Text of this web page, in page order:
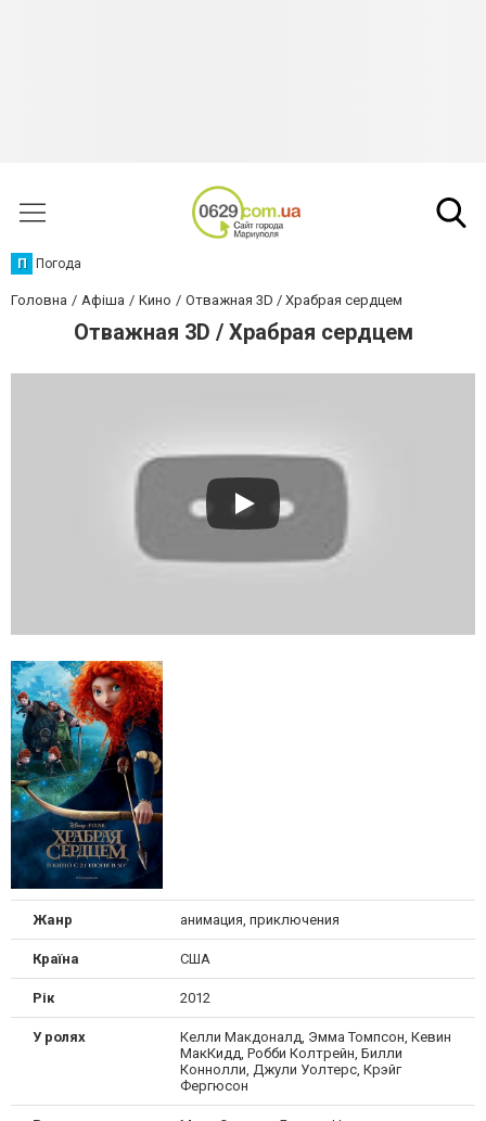
П Погода
Головна Афіша Кино Отважная 3D / Храбрая сердцем
Отважная 3D / Храбрая сердцем
Жанр анимация, приключения
Країна США
Рік 2012
У ролях
Келли Макдоналд, Эмма Томпсон, Кевин
МакКидд, Робби Колтрейн, Билли
Коннолли, Джули Уолтерс, Крэйг
Фергюсон